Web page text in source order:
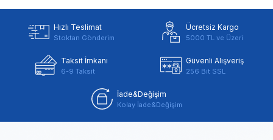
Hızlı Teslimat
Stoktan Gönderim
Ücretsiz Kargo
5000 TL ve Üzeri
Taksit İmkanı
6-9 Taksit
Güvenli Alışveriş
256 Bit SSL
İade&Değişim
Kolay İade&Değişim